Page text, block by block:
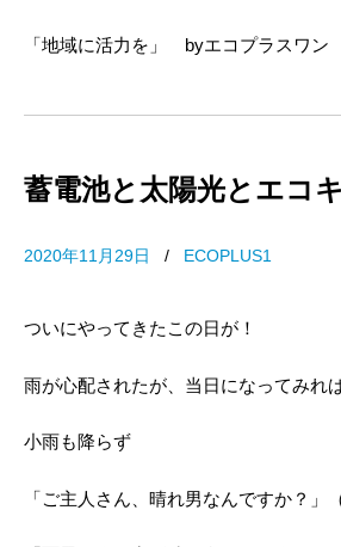
「地域に活力を」 byエコプラスワン
蓄電池と太陽光とエコ
2020年11月29日 / ECOPLUS1
ついにやってきたこの日が！
雨が心配されたが、当日になってみれ
小雨も降らず
「ご主人さん、晴れ男なんですか？」